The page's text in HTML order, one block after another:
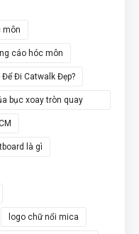
môn
cáo hóc môn
Để Đi Catwalk Đẹp?
bục xoay tròn quay
là gì
logo chữ nổi mica